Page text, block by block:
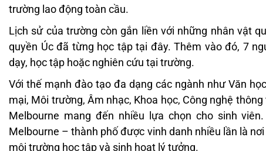
trường lao động toàn cầu.
Lịch sử của trường còn gắn liền với những nhân vật
quyền Úc đã từng học tập tại đây. Thêm vào đó, 7
dạy, học tập hoặc nghiên cứu tại trường.
Với thế mạnh đào tạo đa dạng các ngành như Văn
mại, Môi trường, Âm nhạc, Khoa học, Công nghệ
Melbourne mang đến nhiều lựa chọn cho sinh
Melbourne – thành phố được vinh danh nhiều lần là
môi trường học tập và sinh hoạt lý tưởng.